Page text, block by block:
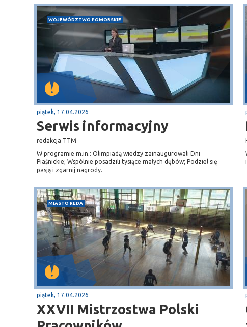
WOJEWÓDZTWO POMORSKIE
piątek, 17.04.2026
Serwis informacyjny
redakcja TTM
W programie m.in.: Olimpiadą wiedzy zainaugurowali Dni
Piaśnickie; Wspólnie posadzili tysiące małych dębów; Podziel się
pasją i zgarnij nagrody.
MIASTO REDA
piątek, 17.04.2026
XXVII Mistrzostwa Polski
krajową nr 6
Sopot
plaża